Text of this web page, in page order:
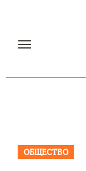
содержанию
ОБЩЕСТВО